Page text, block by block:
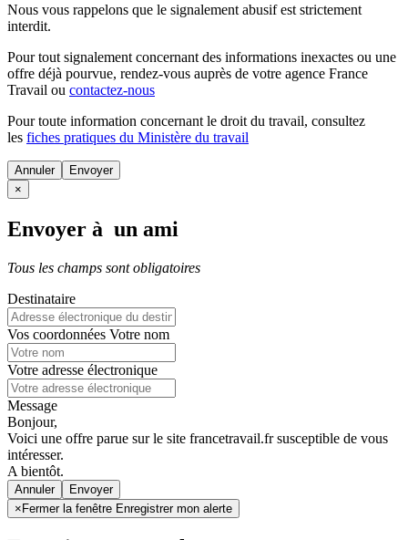
Nous vous rappelons que le signalement abusif est strictement
interdit.
Pour tout signalement concernant des informations inexactes ou une
offre déjà pourvue, rendez-vous auprès de votre agence France
Travail ou contactez-nous
Pour toute information concernant le droit du travail, consultez
les fiches pratiques du Ministère du travail
Annuler
×
Envoyer à un ami
Tous les champs sont obligatoires
Destinataire
Vos coordonnées Votre nom
Votre adresse électronique
Message
Bonjour,
Voici une offre parue sur le site francetravail.fr susceptible de vous
intéresser.
A bientôt.
Annuler
×Fermer la fenêtre Enregistrer mon alerte